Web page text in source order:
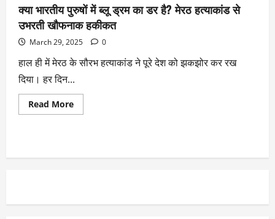
क्या भारतीय पुरुषों में ब्लू ड्रम का डर है? मेरठ हत्याकांड से
उभरती खौफनाक हकीकत
March 29, 2025 0
हाल ही में मेरठ के सौरभ हत्याकांड ने पूरे देश को झकझोर कर रख
दिया। हर दिन...
Read More